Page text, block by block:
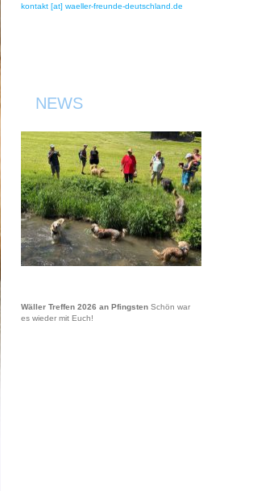
kontakt [at] waeller-freunde-deutschland.de
NEWS
Wäller Treffen 2026 an Pfingsten Schön war
es wieder mit Euch!